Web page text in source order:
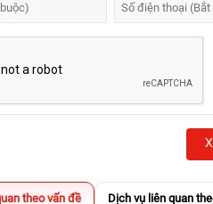
theo vấn đề Dịch vụ liên quan